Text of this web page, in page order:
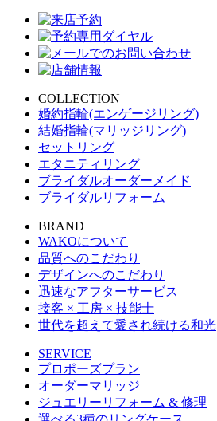
COLLECTION
婚約指輪(エンゲージリング)
結婚指輪(マリッジリング)
セットリング
エタニティリング
ブライダルオーダーメイド
ブライダルリフォーム
BRAND
WAKOについて
品質へのこだわり
デザインへのこだわり
迅速なアフターサービス
接客 × 工房 × 技能士
世代を超えて愛され続ける和光
SERVICE
プロポーズプラン
オーダーマリッジ
ジュエリーリフォーム & 修理